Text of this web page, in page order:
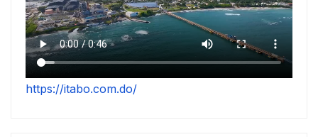
https://itabo.com.do/